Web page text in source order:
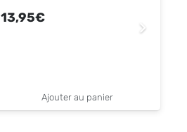
13,95€
Ajouter au panier